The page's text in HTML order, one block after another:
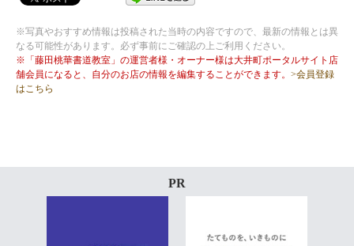
※写真やおすすめ情報は投稿された当時の内容ですので、最新の情報とは異
なる可能性があります。必ず事前にご確認の上ご利用ください。
※「藤田桃華書道教室」の運営者様・オーナー様は大井町ポータルサイト店
舗会員になると、自分のお店の情報を編集することができます。 >会員登録
はこちら
PR